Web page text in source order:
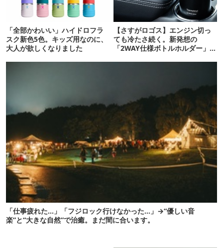
「全部かわいい」ハイドロフラ
スク新色5色。キッズ用なのに、
大人が欲しくなりました
【さすがロゴス】エンジン切っ
ても冷たさ続く。新発想の
「2WAY仕様ボトルホルダー」が
「仕事疲れた…」「フジロック行けなかった…」→“優しい音
楽”と“大きな自然”で治癒。まだ間に合います。